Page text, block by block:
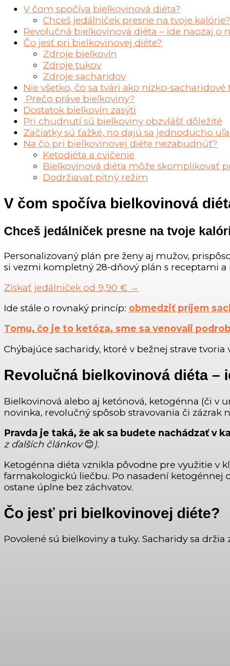
V čom spočíva bielkovinová diéta?
Chceš jedálniček presne na tvoje kalórie?
Revolučná bielkovinová diéta – ide naozaj o
Čo jesť pri bielkovinovej diéte?
Zdroje bielkovín
Zdroje tukov
Zdroje sacharidov
Nie všetko, čo sa tvári ako nízko-sacharidové
Prečo práve bielkoviny?
Dostatok bielkovín zasýti
Pri chudnutí sú bielkoviny obzvlášť dôležité
Začiatky sú ťažké, no dajú sa jednoducho
Na čo pri bielkovinovej diéte nezabudnúť?
Ketodiéta a cvičenie
Bielkovinová diéta môže skomplikovať
Dodržiavať pitný režim
V čom spočíva bielkovinová
Chceš jedálniček presne na tvoje
Personalizovaný plán pre ženy aj mužov,
si vezmi kompletný 28-dňový plán s receptami
Získať jedálniček od 9,90 € →
Ide stále o rovnaký princíp: obmedziť príjem
Tomu, čo je to ketóza, sme sa venovali
Chýbajúce sacharidy, ktoré v bežnej strave
Revolučná bielkovinová diéta –
Bielkovinová alebo aj ketónová, ketogénna (či
novinka, revolučný spôsob stravovania či zázrak
Pravda je taká, že ak sa budete nachádzať v
z ďalších článkov😊).
Ketogénna diéta vznikla pôvodne pre využitie v
farmakologickú liečbu. Po nasadení ketogénnej
ostane úplne bez záchvatov.
Čo jesť pri bielkovinovej diéte?
Povolené sú bielkoviny a tuky. Sacharidy sa